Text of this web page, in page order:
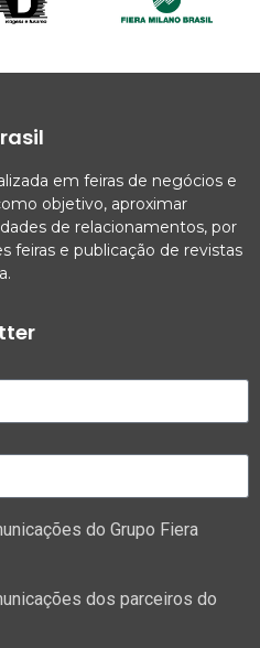
em feiras de negócios e
objetivo, aproximar
de relacionamentos, por
feiras e publicação de revistas
do Grupo Fiera
dos parceiros do